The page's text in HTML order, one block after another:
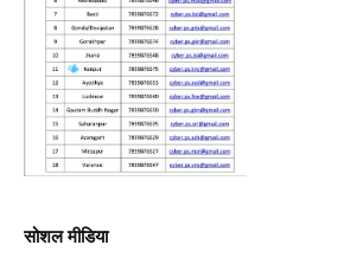
सोशल मीडिया